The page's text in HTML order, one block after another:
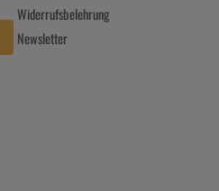
Widerrufsbelehrung
Newsletter